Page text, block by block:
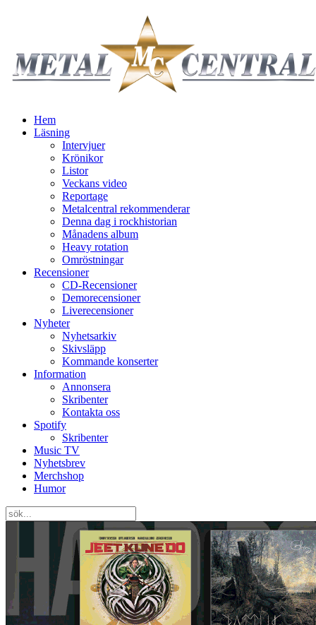
Hem
Läsning
Intervjuer
Krönikor
Listor
Veckans video
Reportage
Metalcentral rekommenderar
Denna dag i rockhistorian
Månadens album
Heavy rotation
Omröstningar
Recensioner
CD-Recensioner
Demorecensioner
Liverecensioner
Nyheter
Nyhetsarkiv
Skivsläpp
Kommande konserter
Information
Annonsera
Skribenter
Kontakta oss
Spotify
Skribenter
Music TV
Nyhetsbrev
Merchshop
Humor